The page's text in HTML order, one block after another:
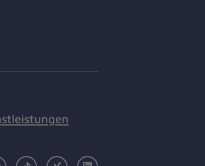
YoutubeTikTok Xing LinkedIn